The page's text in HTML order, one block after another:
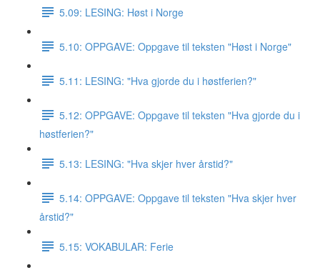
5.09: LESING: Høst i Norge
5.10: OPPGAVE: Oppgave til teksten "Høst i Norge"
5.11: LESING: "Hva gjorde du i høstferien?"
5.12: OPPGAVE: Oppgave til teksten "Hva gjorde du i
høstferien?"
5.13: LESING: "Hva skjer hver årstid?"
5.14: OPPGAVE: Oppgave til teksten "Hva skjer hver
årstid?"
5.15: VOKABULAR: Ferie